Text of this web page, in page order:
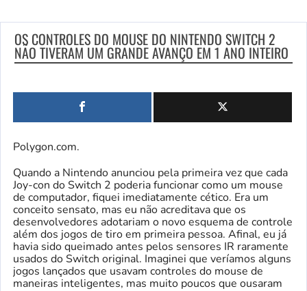
OS CONTROLES DO MOUSE DO NINTENDO SWITCH 2
NÃO TIVERAM UM GRANDE AVANÇO EM 1 ANO INTEIRO
Polygon.com.
Quando a Nintendo anunciou pela primeira vez que cada
Joy-con do Switch 2 poderia funcionar como um mouse
de computador, fiquei imediatamente cético. Era um
conceito sensato, mas eu não acreditava que os
desenvolvedores adotariam o novo esquema de controle
além dos jogos de tiro em primeira pessoa. Afinal, eu já
havia sido queimado antes pelos sensores IR raramente
usados ​​​​do Switch original. Imaginei que veríamos alguns
jogos lançados que usavam controles do mouse de
maneiras inteligentes, mas muito poucos que ousaram